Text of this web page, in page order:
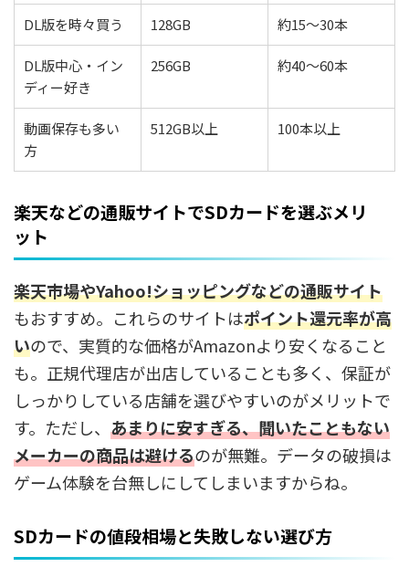
DL版を時々買う 128GB 約15〜30本
DL版中心・イン
ディー好き
256GB 約40〜60本
動画保存も多い
方
512GB以上 100本以上
楽天などの通販サイトでSDカードを選ぶメリ
ット
楽天市場やYahoo!ショッピングなどの通販サイト
もおすすめ。これらのサイトはポイント還元率が高
いので、実質的な価格がAmazonより安くなること
も。正規代理店が出店していることも多く、保証が
しっかりしている店舗を選びやすいのがメリットで
す。ただし、 あまりに安すぎる、聞いたこともない
メーカーの商品は避けるのが無難。データの破損は
ゲーム体験を台無しにしてしまいますからね。
SDカードの値段相場と失敗しない選び方